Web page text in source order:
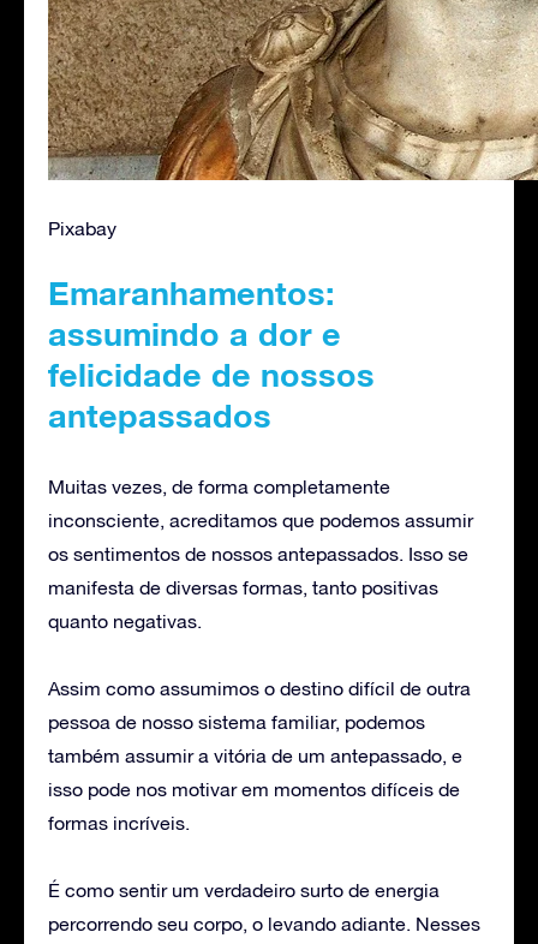
Pixabay
Emaranhamentos:
assumindo a dor e
felicidade de nossos
antepassados
Muitas vezes, de forma completamente
inconsciente, acreditamos que podemos assumir
os sentimentos de nossos antepassados. Isso se
manifesta de diversas formas, tanto positivas
quanto negativas.
Assim como assumimos o destino difícil de outra
pessoa de nosso sistema familiar, podemos
também assumir a vitória de um antepassado, e
isso pode nos motivar em momentos difíceis de
formas incríveis.
É como sentir um verdadeiro surto de energia
percorrendo seu corpo, o levando adiante. Nesses